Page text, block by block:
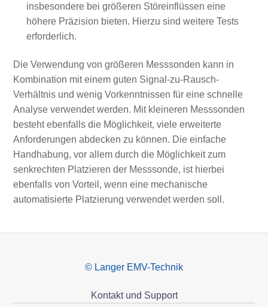
insbesondere bei größeren Störeinflüssen eine
höhere Präzision bieten. Hierzu sind weitere Tests
erforderlich.
Die Verwendung von größeren Messsonden kann in
Kombination mit einem guten Signal-zu-Rausch-
Verhältnis und wenig Vorkenntnissen für eine schnelle
Analyse verwendet werden. Mit kleineren Messsonden
besteht ebenfalls die Möglichkeit, viele erweiterte
Anforderungen abdecken zu können. Die einfache
Handhabung, vor allem durch die Möglichkeit zum
senkrechten Platzieren der Messsonde, ist hierbei
ebenfalls von Vorteil, wenn eine mechanische
automatisierte Platzierung verwendet werden soll.
© Langer EMV-Technik
Kontakt und Support